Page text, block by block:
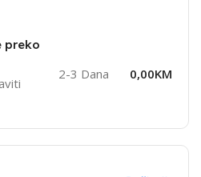
preko
2-3 Dana 0,00KM